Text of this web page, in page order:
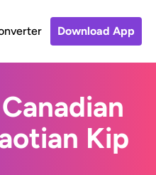
Download App
Kip